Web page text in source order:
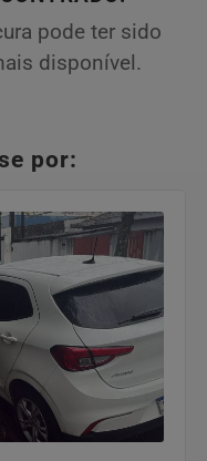
pode ter sido
disponível.
por: